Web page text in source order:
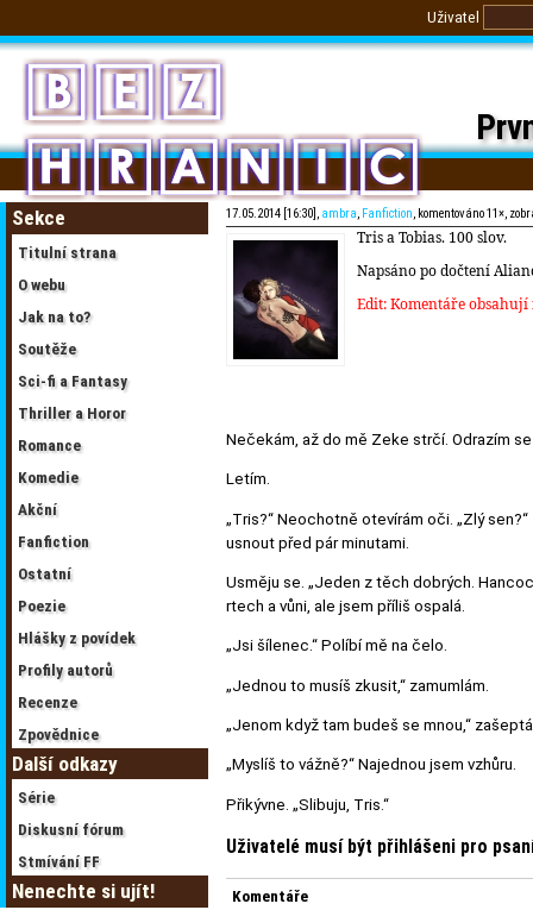
Uživatel
Sekce
Titulní strana
O webu
Jak na to?
Soutěže
Sci-fi a Fantasy
Thriller a Horor
Romance
Komedie
Akční
Fanfiction
Ostatní
Poezie
Hlášky z povídek
Profily autorů
Recenze
Zpovědnice
Další odkazy
Série
Diskusní fórum
Stmívání FF
Nenechte si ujít!
17.05.2014 [16:30], ambra, Fanfiction, komentováno 11×,
Tris a Tobias. 100 slov.
Napsáno po dočtení
Edit: Komentáře
Nečekám, až do mě Zeke strčí. Odrazím
Letím.
„Tris?“ Neochotně otevírám oči. „Zlý
usnout před pár minutami.
Usměju se. „Jeden z těch dobrých.
rtech a vůni, ale jsem příliš ospalá.
„Jsi šílenec.“ Políbí mě na čelo.
„Jednou to musíš zkusit,“ zamumlám.
„Jenom když tam budeš se mnou,“
„Myslíš to vážně?“ Najednou jsem vzhůru.
Přikývne. „Slibuju, Tris.“
Uživatelé musí být přihlášeni pro
Komentáře